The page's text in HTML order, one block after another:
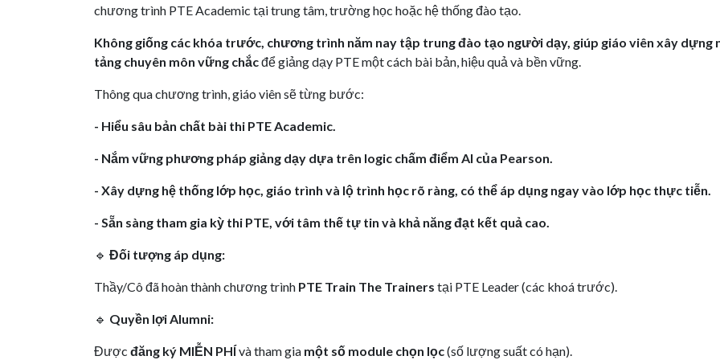
chương trình PTE Academic tại trung tâm, trường học hoặc hệ thống đào tạo.
Không giống các khóa trước, chương trình năm nay tập trung đào tạo người dạy, giúp giáo viên xây dựng
tảng chuyên môn vững chắcđể giảng dạy PTE một cách bài bản, hiệu quả và bền vững.
Thông qua chương trình, giáo viên sẽ từng bước:
- Hiểu sâu bản chất bài thi PTE Academic.
- Nắm vững phương pháp giảng dạy dựa trên logic chấm điểm AI của Pearson.
- Xây dựng hệ thống lớp học, giáo trình và lộ trình học rõ ràng, có thể áp dụng ngay vào lớp học thực tiễn.
- Sẵn sàng tham gia kỳ thi PTE, với tâm thế tự tin và khả năng đạt kết quả cao.
🔹 Đối tượng áp dụng:
Thầy/Cô đã hoàn thành chương trình PTE Train The Trainers tại PTE Leader (các khoá trước).
🔹 Quyền lợi Alumni:
Được đăng ký MIỄN PHÍvà tham gia một số module chọn lọc(số lượng suất có hạn).